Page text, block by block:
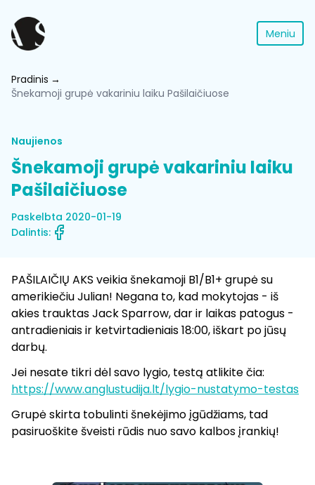
Meniu
Pradinis
Šnekamoji grupė vakariniu laiku Pašilaičiuose
Naujienos
Šnekamoji grupė vakariniu laiku
Pašilaičiuose
Paskelbta 2020-01-19
Dalintis:
PAŠILAIČIŲ AKS veikia šnekamoji B1/B1+ grupė su
amerikiečiu Julian! Negana to, kad mokytojas - iš
akies trauktas Jack Sparrow, dar ir laikas patogus -
antradieniais ir ketvirtadieniais 18:00, iškart po jūsų
darbų.
Jei nesate tikri dėl savo lygio, testą atlikite čia:
https://www.anglustudija.lt/lygio-nustatymo-testas
Grupė skirta tobulinti šnekėjimo įgūdžiams, tad
pasiruoškite šveisti rūdis nuo savo kalbos įrankių!